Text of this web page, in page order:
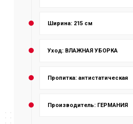
Ширина: 215 см
Уход: ВЛАЖНАЯ УБОРКА
Пропитка: антистатическая
Производитель: ГЕРМАНИЯ